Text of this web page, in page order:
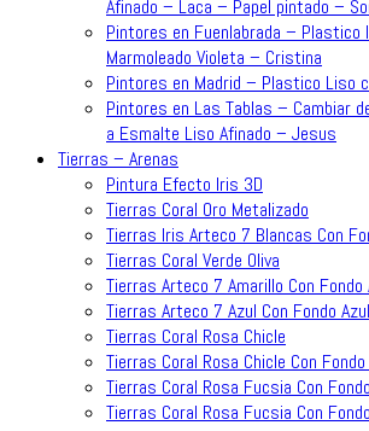
Afinado – Laca – Papel pintado –
Pintores en Fuenlabrada –
Marmoleado Violeta – Cristina
Pintores en Madrid – Plastico Liso
Pintores en Las Tablas – Cambiar
a Esmalte Liso Afinado – Jesus
Tierras – Arenas
Pintura Efecto Iris 3D
Tierras Coral Oro Metalizado
Tierras Iris Arteco 7 Blancas Con
Tierras Coral Verde Oliva
Tierras Arteco 7 Amarillo Con Fondo
Tierras Arteco 7 Azul Con Fondo Azul
Tierras Coral Rosa Chicle
Tierras Coral Rosa Chicle Con
Tierras Coral Rosa Fucsia Con
Tierras Coral Rosa Fucsia Con